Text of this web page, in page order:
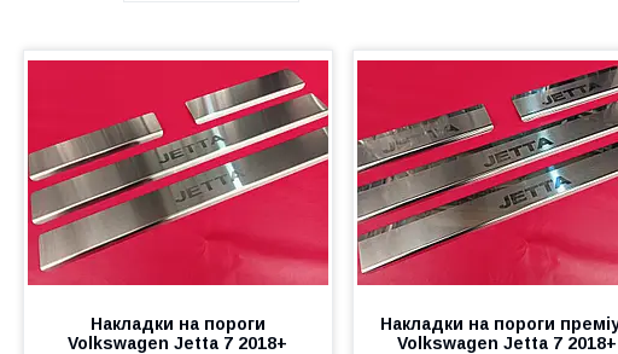
Накладки на пороги
Volkswagen Jetta 7 2018+
Накладки на пороги
Volkswagen Jetta 7 2018+